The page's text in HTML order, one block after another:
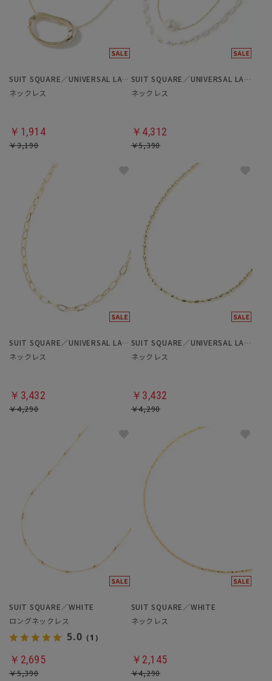
SUIT SQUARE／UNIVERSAL LANGUAGE／WHITE
ネックレス
￥1,914
￥3,190
SUIT SQUARE／UNIVERSAL LANGUAGE／WHITE
ネックレス
￥4,312
￥5,390
SUIT SQUARE／UNIVERSAL LANGUAGE／WHITE
ネックレス
￥3,432
￥4,290
SUIT SQUARE／UNIVERSAL LANGUAGE／WHITE
ネックレス
￥3,432
￥4,290
SUIT SQUARE／WHITE
ロングネックレス
5.0 （1）
￥2,695
￥5,390
SUIT SQUARE／WHITE
ネックレス
￥2,145
￥4,290